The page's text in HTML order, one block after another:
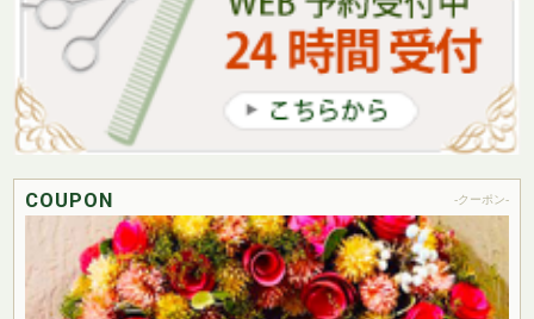
COUPON -クーポン-